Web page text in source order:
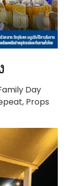
Day
Props